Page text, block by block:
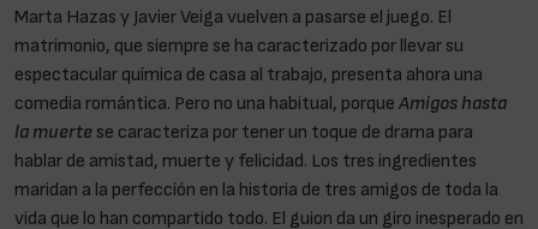
Marta Hazas y Javier Veiga vuelven a pasarse el juego. El
matrimonio, que siempre se ha caracterizado por llevar su
espectacular química de casa al trabajo, presenta ahora una
comedia romántica. Pero no una habitual, porque Amigos hasta
la muerte se caracteriza por tener un toque de drama para
hablar de amistad, muerte y felicidad. Los tres ingredientes
maridan a la perfección en la historia de tres amigos de toda la
vida que lo han compartido todo. El guion da un giro inesperado en